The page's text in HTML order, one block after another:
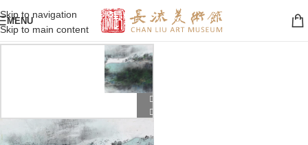
Skip to navigation
Skip to main content
MENU